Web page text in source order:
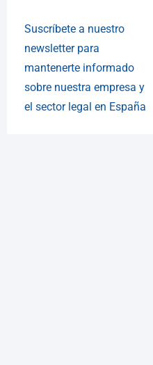
Suscríbete a nuestro
newsletter para
mantenerte informado
sobre nuestra empresa y
el sector legal en España